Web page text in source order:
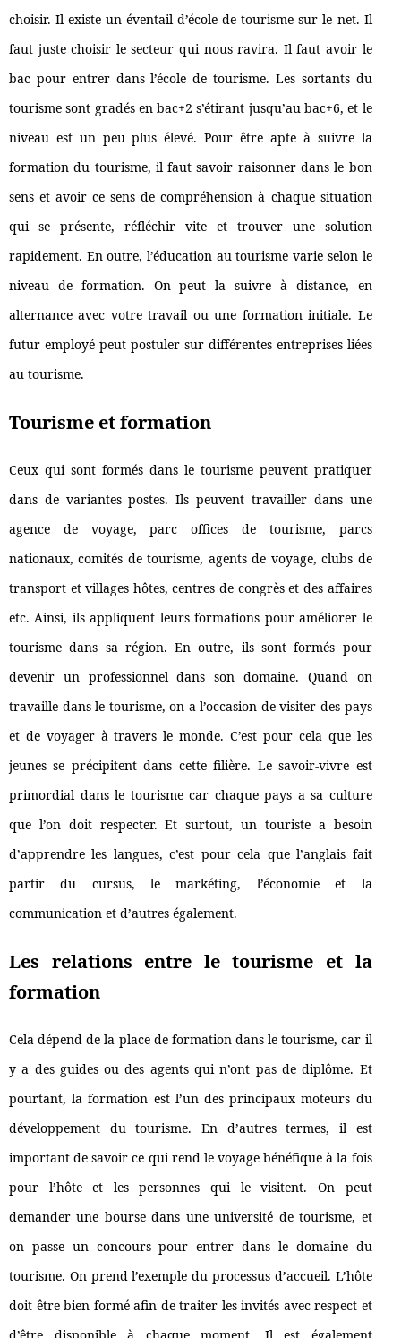
choisir. Il existe un éventail d’école de tourisme sur le net. Il
faut juste choisir le secteur qui nous ravira. Il faut avoir le
bac pour entrer dans l’école de tourisme. Les sortants du
tourisme sont gradés en bac+2 s’étirant jusqu’au bac+6, et le
niveau est un peu plus élevé. Pour être apte à suivre la
formation du tourisme, il faut savoir raisonner dans le bon
sens et avoir ce sens de compréhension à chaque situation
qui se présente, réfléchir vite et trouver une solution
rapidement. En outre, l’éducation au tourisme varie selon le
niveau de formation. On peut la suivre à distance, en
alternance avec votre travail ou une formation initiale. Le
futur employé peut postuler sur différentes entreprises liées
au tourisme.
Tourisme et formation
Ceux qui sont formés dans le tourisme peuvent pratiquer
dans de variantes postes. Ils peuvent travailler dans une
agence de voyage, parc offices de tourisme, parcs
nationaux, comités de tourisme, agents de voyage, clubs de
transport et villages hôtes, centres de congrès et des affaires
etc. Ainsi, ils appliquent leurs formations pour améliorer le
tourisme dans sa région. En outre, ils sont formés pour
devenir un professionnel dans son domaine. Quand on
travaille dans le tourisme, on a l’occasion de visiter des pays
et de voyager à travers le monde. C’est pour cela que les
jeunes se précipitent dans cette filière. Le savoir-vivre est
primordial dans le tourisme car chaque pays a sa culture
que l’on doit respecter. Et surtout, un touriste a besoin
d’apprendre les langues, c’est pour cela que l’anglais fait
partir du cursus, le markéting, l’économie et la
communication et d’autres également.
Les relations entre le tourisme et la
formation
Cela dépend de la place de formation dans le tourisme, car il
y a des guides ou des agents qui n’ont pas de diplôme. Et
pourtant, la formation est l’un des principaux moteurs du
développement du tourisme. En d’autres termes, il est
important de savoir ce qui rend le voyage bénéfique à la fois
pour l’hôte et les personnes qui le visitent. On peut
demander une bourse dans une université de tourisme, et
on passe un concours pour entrer dans le domaine du
tourisme. On prend l’exemple du processus d’accueil. L’hôte
doit être bien formé afin de traiter les invités avec respect et